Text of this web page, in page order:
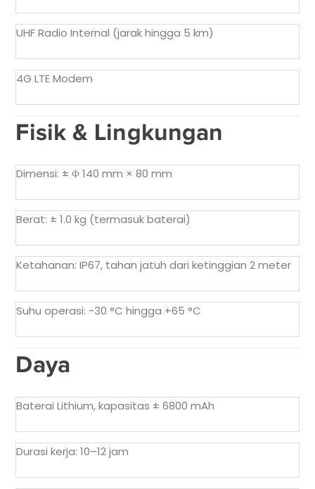
UHF Radio Internal (jarak hingga 5 km)
4G LTE Modem
Fisik & Lingkungan
Dimensi: ± Φ 140 mm × 80 mm
Berat: ± 1.0 kg (termasuk baterai)
Ketahanan: IP67, tahan jatuh dari ketinggian 2 meter
Suhu operasi: -30 °C hingga +65 °C
Daya
Baterai Lithium, kapasitas ± 6800 mAh
Durasi kerja: 10–12 jam